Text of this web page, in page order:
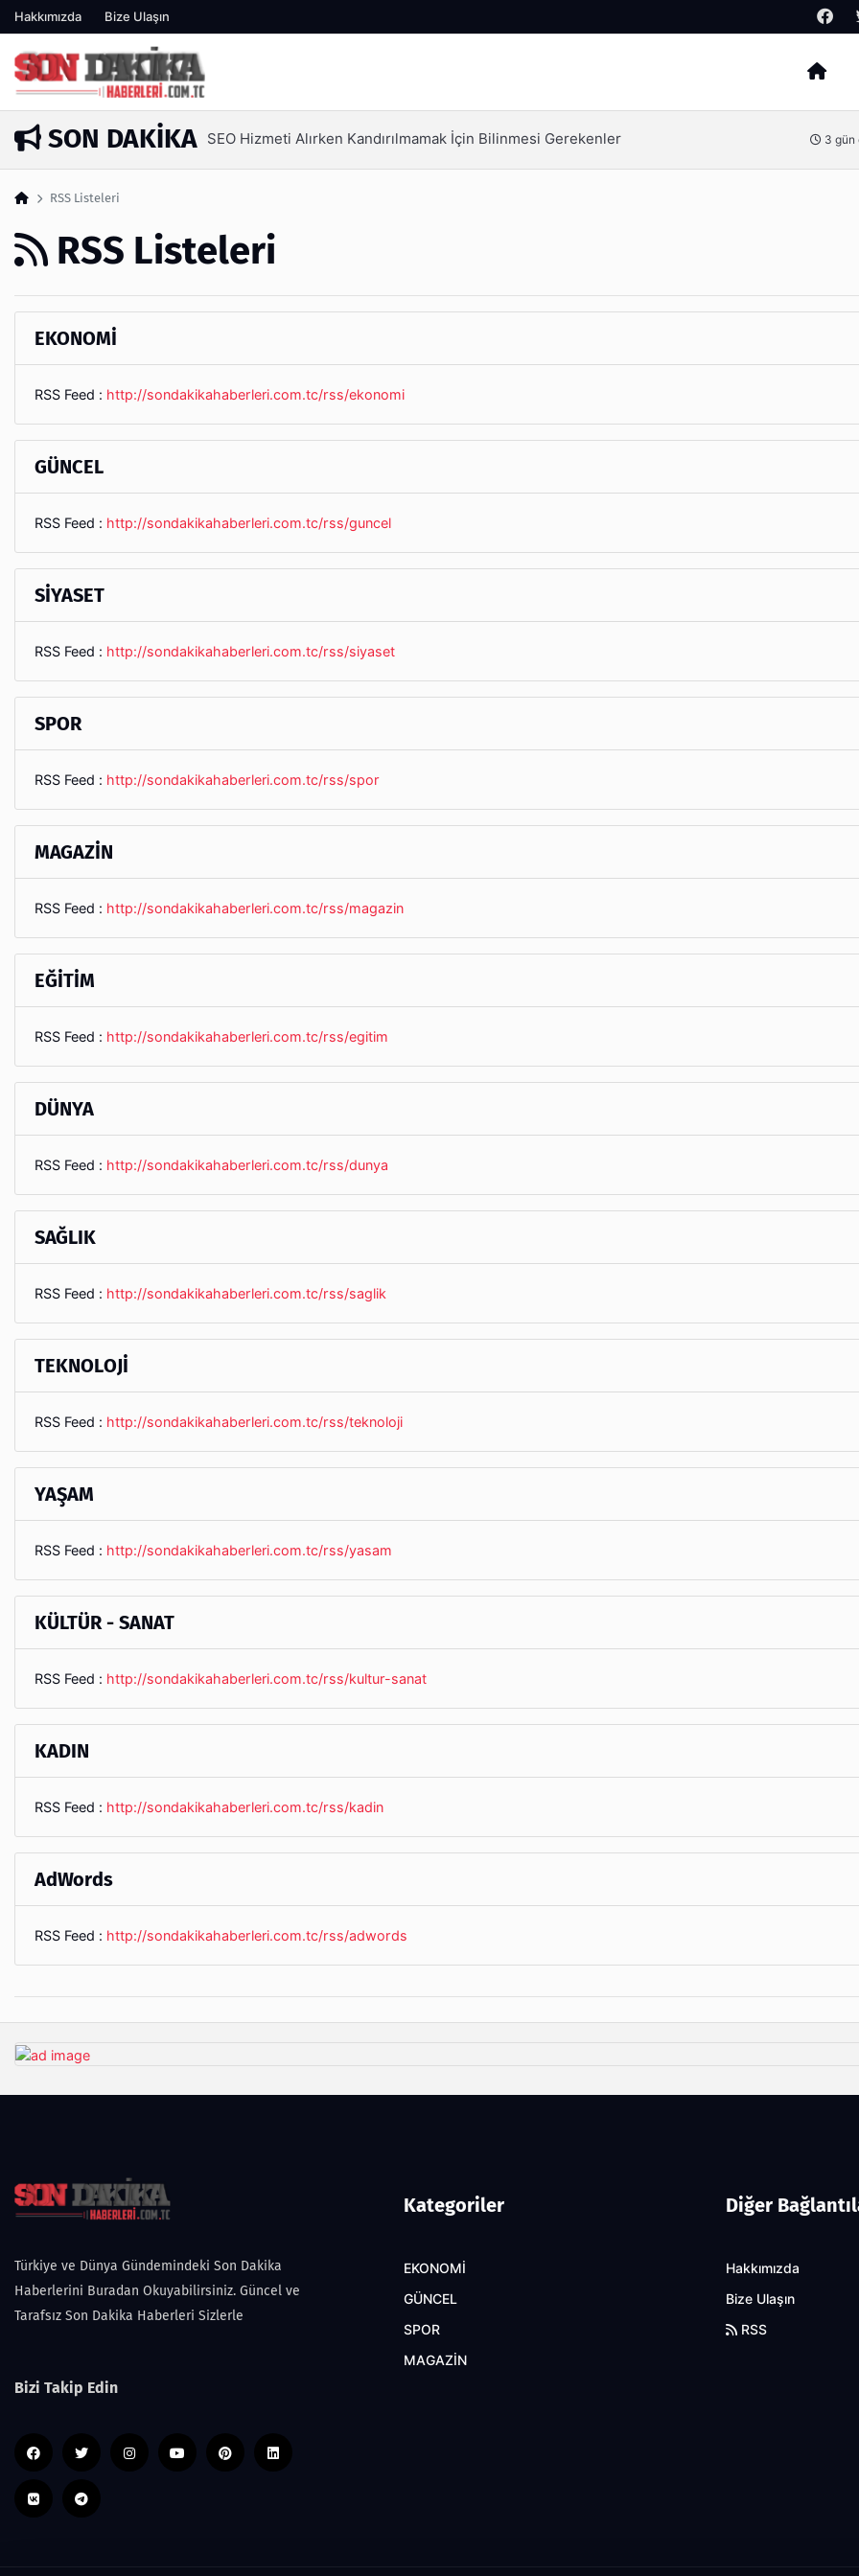
Hakkımızda Bize Ulaşın
Arama
SON DAKIKA
2 gün önce SEO Hizmeti Alırken Kandırılmamak İçin Bilinmesi Gerekenler 3 gün
RSS Listeleri
RSS Listeleri
EKONOMİ
RSS Feed : http://sondakikahaberleri.com.tc/rss/ekonomi
GÜNCEL
RSS Feed : http://sondakikahaberleri.com.tc/rss/guncel
SİYASET
RSS Feed : http://sondakikahaberleri.com.tc/rss/siyaset
SPOR
RSS Feed : http://sondakikahaberleri.com.tc/rss/spor
MAGAZİN
RSS Feed : http://sondakikahaberleri.com.tc/rss/magazin
EĞİTİM
RSS Feed : http://sondakikahaberleri.com.tc/rss/egitim
DÜNYA
RSS Feed : http://sondakikahaberleri.com.tc/rss/dunya
SAĞLIK
RSS Feed : http://sondakikahaberleri.com.tc/rss/saglik
TEKNOLOJİ
RSS Feed : http://sondakikahaberleri.com.tc/rss/teknoloji
YAŞAM
RSS Feed : http://sondakikahaberleri.com.tc/rss/yasam
KÜLTÜR - SANAT
RSS Feed : http://sondakikahaberleri.com.tc/rss/kultur-sanat
KADIN
RSS Feed : http://sondakikahaberleri.com.tc/rss/kadin
AdWords
RSS Feed : http://sondakikahaberleri.com.tc/rss/adwords
Türkiye ve Dünya Gündemindeki Son Dakika
Haberlerini Buradan Okuyabilirsiniz. Güncel ve
Tarafsız Son Dakika Haberleri Sizlerle
Bizi Takip Edin
Kategoriler
EKONOMİ
GÜNCEL
SPOR
MAGAZİN
Diğer
Hakkımızda
Bize Ulaşın
RSS